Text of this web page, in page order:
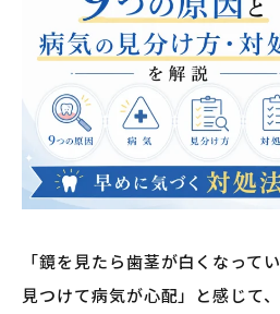
「鏡を見たら歯茎が白くなって
見つけて病気が心配」と感じて